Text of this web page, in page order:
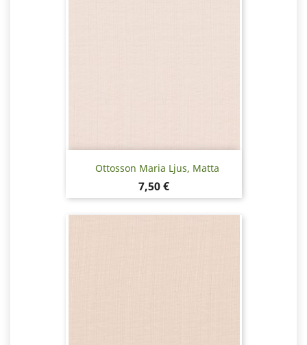
Ottosson Maria Ljus, Matta
Hinta
7,50 €